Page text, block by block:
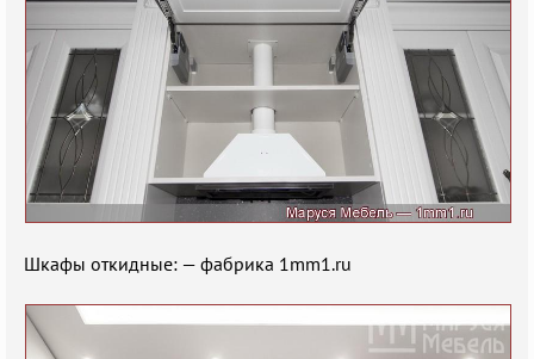
Шкафы откидные: — фабрика 1mm1.ru